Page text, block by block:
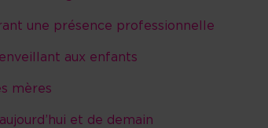
une présence professionnelle
aux enfants
mères
et de demain